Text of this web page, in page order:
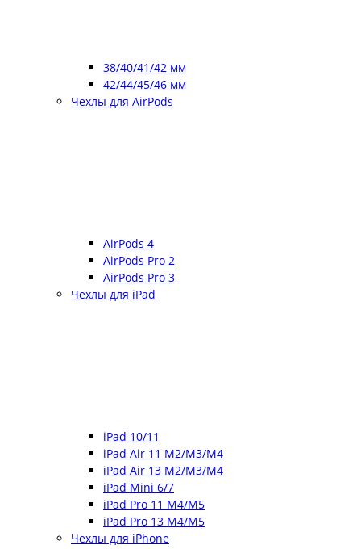
38/40/41/42 мм
42/44/45/46 мм
Чехлы для AirPods
AirPods 4
AirPods Pro 2
AirPods Pro 3
Чехлы для iPad
iPad 10/11
iPad Air 11 M2/M3/M4
iPad Air 13 M2/M3/M4
iPad Mini 6/7
iPad Pro 11 M4/M5
iPad Pro 13 M4/M5
Чехлы для iPhone